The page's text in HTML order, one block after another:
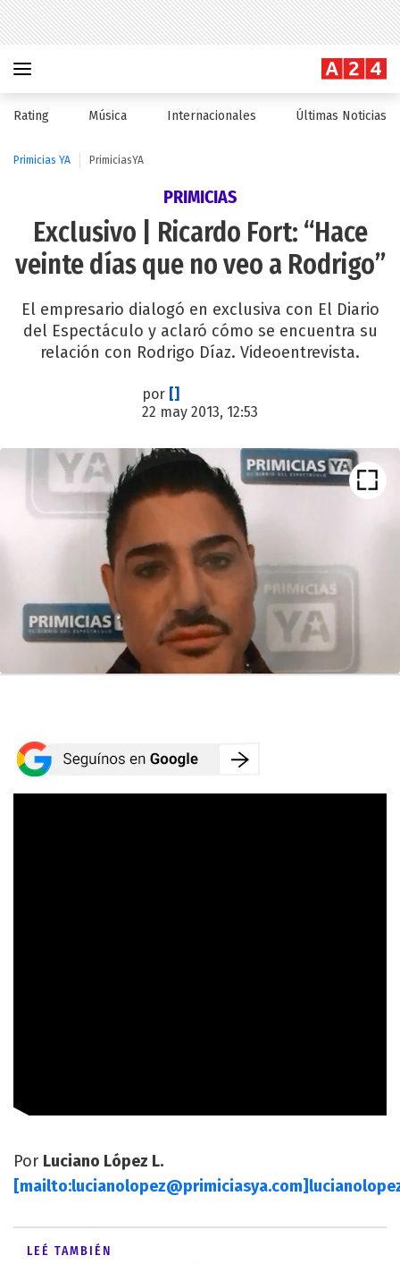
Rating Música Internacionales Últimas Noticias
Primicias YA PrimiciasYA
PRIMICIAS
Exclusivo | Ricardo Fort: “Hace
veinte días que no veo a Rodrigo”
El empresario dialogó en exclusiva con El Diario
del Espectáculo y aclaró cómo se encuentra su
relación con Rodrigo Díaz. Videoentrevista.
por []
22 may 2013, 12:53
Por Luciano López L.
[mailto:lucianolopez@primiciasya.com]
LEÉ TAMBIÉN